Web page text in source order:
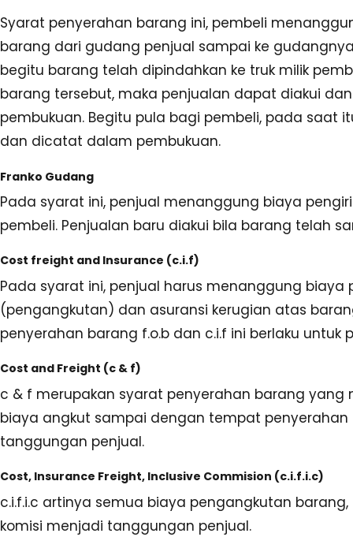
Syarat penyerahan barang ini, pembeli
barang dari gudang penjual sampai ke
begitu barang telah dipindahkan ke truk milik
barang tersebut, maka penjualan dapat diakui
pembukuan. Begitu pula bagi pembeli, pada saat
dan dicatat dalam pembukuan.
Franko Gudang
Pada syarat ini, penjual menanggung biaya
pembeli. Penjualan baru diakui bila barang telah
Cost freight and Insurance (c.i.f)
Pada syarat ini, penjual harus menanggung biaya
(pengangkutan) dan asuransi kerugian atas
penyerahan barang f.o.b dan c.i.f ini berlaku untuk
Cost and Freight (c & f)
c & f merupakan syarat penyerahan barang
biaya angkut sampai dengan tempat
tanggungan penjual.
Cost, Insurance Freight, Inclusive Commision (c.i.f.i.c)
c.i.f.i.c artinya semua biaya pengangkutan barang,
komisi menjadi tanggungan penjual.